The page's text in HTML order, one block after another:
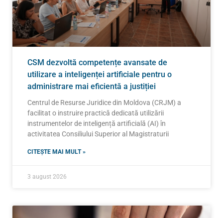
CSM dezvoltă competențe avansate de
utilizare a inteligenței artificiale pentru o
administrare mai eficientă a justiției
Centrul de Resurse Juridice din Moldova (CRJM) a
facilitat o instruire practică dedicată utilizării
instrumentelor de inteligență artificială (AI) în
activitatea Consiliului Superior al Magistraturii
CITEȘTE MAI MULT »
3 august 2026